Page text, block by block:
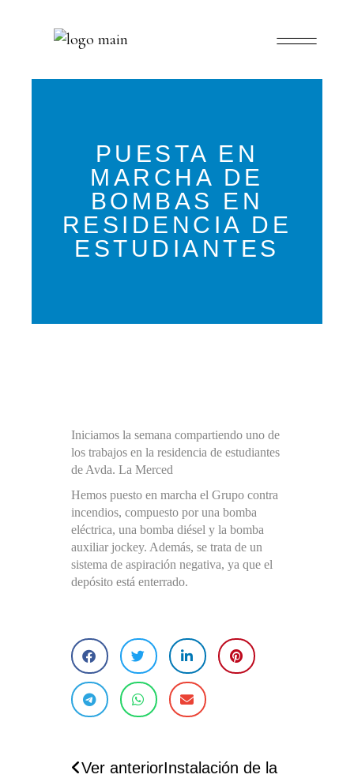
PUESTA EN
MARCHA DE
BOMBAS EN
RESIDENCIA DE
ESTUDIANTES
Iniciamos la semana compartiendo uno de
los trabajos en la residencia de estudiantes
de Avda. La Merced
Hemos puesto en marcha el Grupo contra
incendios, compuesto por una bomba
eléctrica, una bomba diésel y la bomba
auxiliar jockey. Además, se trata de un
sistema de aspiración negativa, ya que el
depósito está enterrado.
Ver anteriorInstalación de la